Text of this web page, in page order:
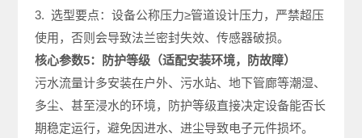
3. 选型要点：设备公称压力≥管道设计压力，严禁超压
使用，否则会导致法兰密封失效、传感器破损。
核心参数5：防护等级（适配安装环境，防故障）
污水流量计多安装在户外、污水站、地下管廊等潮湿、
多尘、甚至浸水的环境，防护等级直接决定设备能否长
期稳定运行，避免因进水、进尘导致电子元件损坏。